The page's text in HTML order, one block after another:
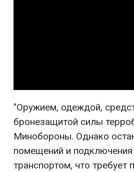
"Оружием, одеждой,
бронезащитой силы
Минобороны. Однако
помещений и
транспортом, что требует